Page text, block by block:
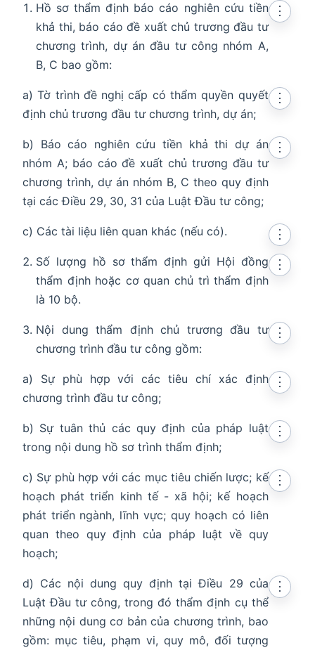
Hồ sơ thẩm định báo cáo nghiên cứu tiền
khả thi, báo cáo đề xuất chủ trương đầu tư
chương trình, dự án đầu tư công nhóm A,
B, C bao gồm:
⋮
a) Tờ trình đề nghị cấp có thẩm quyền quyết
định chủ trương đầu tư chương trình, dự án;
⋮
b) Báo cáo nghiên cứu tiền khả thi dự án
nhóm A; báo cáo đề xuất chủ trương đầu tư
chương trình, dự án nhóm B, C theo quy định
tại các Điều 29, 30, 31 của Luật Đầu tư công;
⋮
c) Các tài liệu liên quan khác (nếu có).
⋮
Số lượng hồ sơ thẩm định gửi Hội đồng
thẩm định hoặc cơ quan chủ trì thẩm định
là 10 bộ.
⋮
Nội dung thẩm định chủ trương đầu tư
chương trình đầu tư công gồm:
⋮
a) Sự phù hợp với các tiêu chí xác định
chương trình đầu tư công;
⋮
b) Sự tuân thủ các quy định của pháp luật
trong nội dung hồ sơ trình thẩm định;
⋮
c) Sự phù hợp với các mục tiêu chiến lược; kế
hoạch phát triển kinh tế - xã hội; kế hoạch
phát triển ngành, lĩnh vực; quy hoạch có liên
quan theo quy định của pháp luật về quy
hoạch;
⋮
d) Các nội dung quy định tại Điều 29 của
Luật Đầu tư công, trong đó thẩm định cụ thể
những nội dung cơ bản của chương trình, bao
gồm: mục tiêu, phạm vi, quy mô, đối tượng
⋮